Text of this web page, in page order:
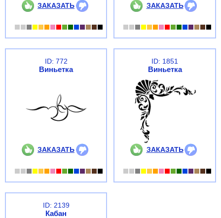
ЗАКАЗАТЬ ЗАКАЗАТЬ
ID: 772
Виньетка
ЗАКАЗАТЬ
ID: 1851
Виньетка
ЗАКАЗАТЬ
ID: 2139
Кабан